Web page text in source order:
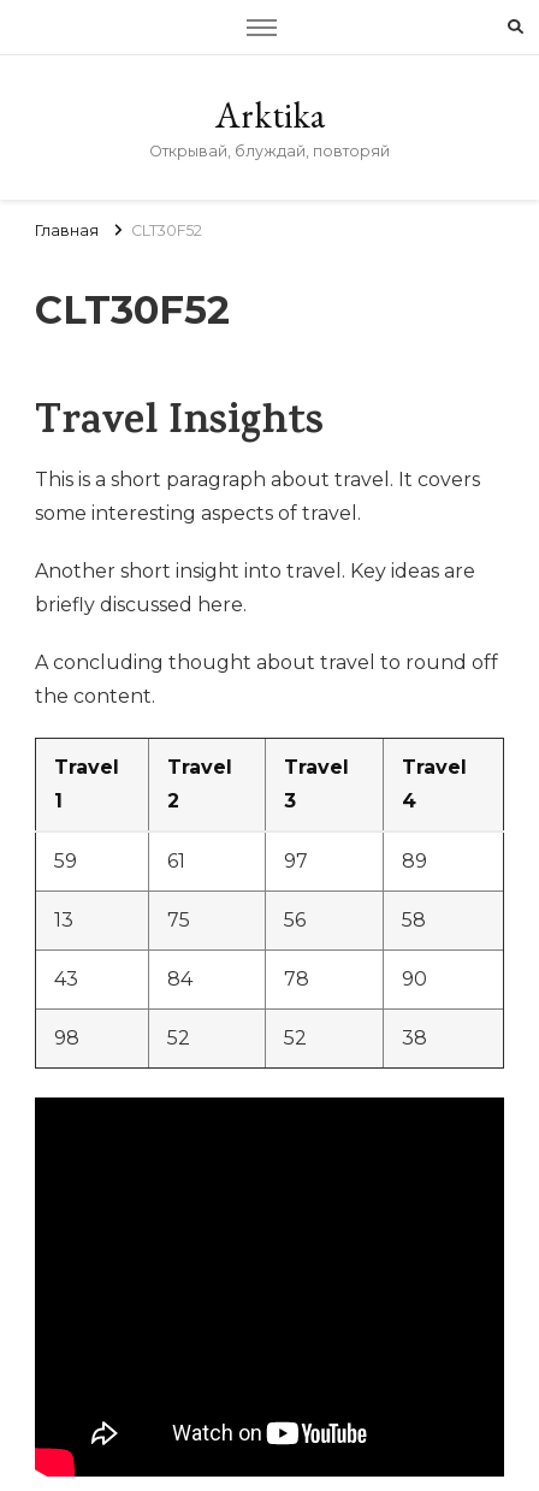
Arktika
Открывай, блуждай, повторяй
Главная CLT30F52
CLT30F52
Travel Insights
This is a short paragraph about travel. It covers
some interesting aspects of travel.
Another short insight into travel. Key ideas are
briefly discussed here.
A concluding thought about travel to round off
the content.
Travel
1
Travel
2
Travel
3
Travel
4
59 61 97 89
13 75 56 58
43 84 78 90
98 52 52 38